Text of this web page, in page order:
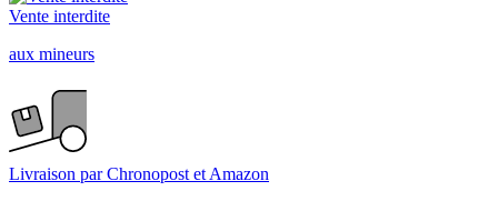
Vente interdite
aux mineurs
Livraison par Chronopost et Amazon